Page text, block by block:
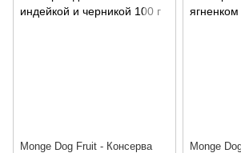
Monge Dog Fruit - Консерва
Monge